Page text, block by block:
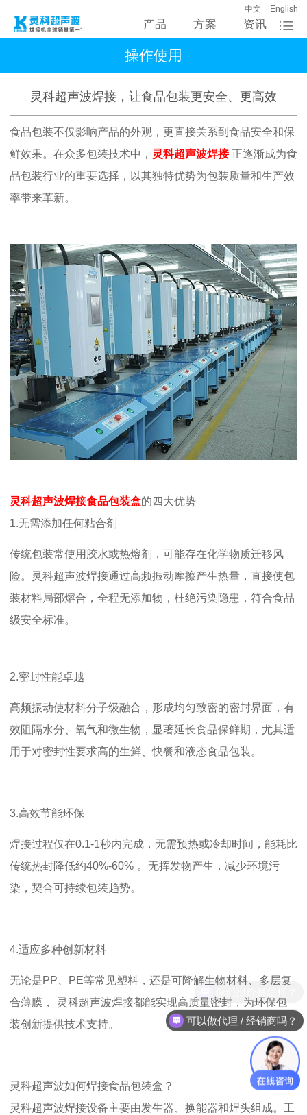
产品 方案 资讯
中文 English
操作使用
灵科超声波焊接，让食品包装更安全、更高效
食品包装不仅影响产品的外观，更直接关系到食品安全和保
鲜效果。在众多包装技术中， 灵科超声波焊接 正逐渐成为食
品包装行业的重要选择，以其独特优势为包装质量和生产效
率带来革新。
灵科超声波焊接食品包装盒的四大优势
1.无需添加任何粘合剂
传统包装常使用胶水或热熔剂，可能存在化学物质迁移风
险。灵科超声波焊接通过高频振动摩擦产生热量，直接使包
装材料局部熔合，全程无添加物，杜绝污染隐患，符合食品
级安全标准。
2.密封性能卓越
高频振动使材料分子级融合，形成均匀致密的密封界面，有
效阻隔水分、氧气和微生物，显著延长食品保鲜期，尤其适
用于对密封性要求高的生鲜、快餐和液态食品包装。
3.高效节能环保
焊接过程仅在0.1-1秒内完成，无需预热或冷却时间，能耗比
传统热封降低约40%-60% 。无挥发物产生，减少环境污
染，契合可持续包装趋势。
4.适应多种创新材料
无论是PP PE等常见塑料，还是可降解生物材料、多层复
合薄膜，
灵科超声波焊接都能实现高质量密封，为环保包
装创新提供技术支持。
灵科超声波如何焊接食品包装盒？
灵科超声波焊接设备主要由发生器、换能器和焊头组成。工
你们报价是怎样？
可以做代理 / 经销商吗？